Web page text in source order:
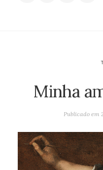
Minha
Publicado em